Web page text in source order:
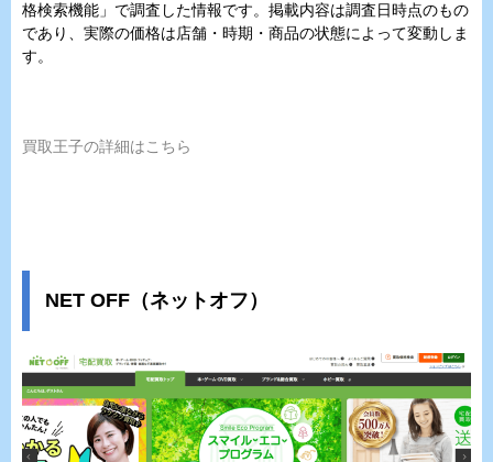
格検索機能」で調査した情報です。掲載内容は調査日時点のもの
であり、実際の価格は店舗・時期・商品の状態によって変動しま
す。
買取王子の詳細はこちら
NET OFF（ネットオフ）